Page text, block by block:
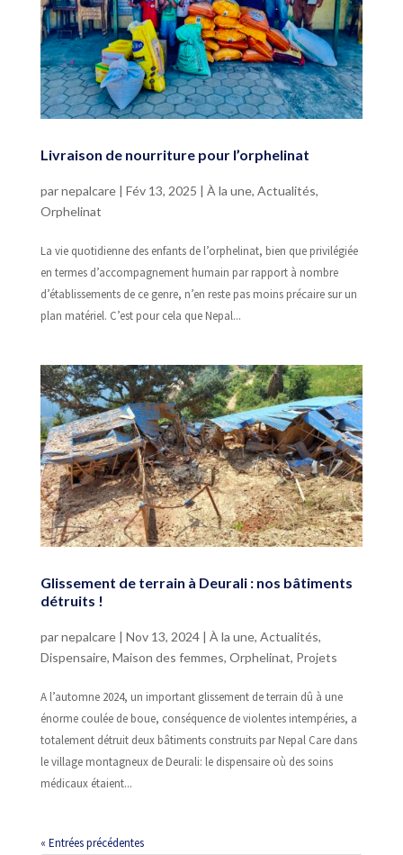
Livraison de nourriture pour l’orphelinat
parnepalcare| Fév 13, 2025 | À la une, Actualités,
Orphelinat
La vie quotidienne des enfants de l’orphelinat, bien que privilégiée
en termes d’accompagnement humain par rapport à nombre
d’établissements de ce genre, n’en reste pas moins précaire sur un
plan matériel. C’est pour cela que Nepal...
Glissement de terrain à Deurali : nos bâtiments
détruits !
parnepalcare| Nov 13, 2024| À la une, Actualités,
Dispensaire, Maison des femmes, Orphelinat, Projets
A l’automne 2024, un important glissement de terrain dû à une
énorme coulée de boue, conséquence de violentes intempéries, a
totalement détruit deux bâtiments construits par Nepal Care dans
le village montagneux de Deurali: le dispensaire où des soins
médicaux étaient...
« Entrées précédentes